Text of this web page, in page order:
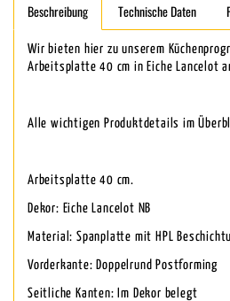
Beschreibung Technische Daten
Wir bieten hier zu unserem
Arbeitsplatte 40 cm in Eiche Lancelot
Alle wichtigen Produktdetails im
Arbeitsplatte 40 cm.
Dekor: Eiche Lancelot NB
Material: Spanplatte mit HPL
Vorderkante: Doppelrund Postforming
Seitliche Kanten: Im Dekor belegt